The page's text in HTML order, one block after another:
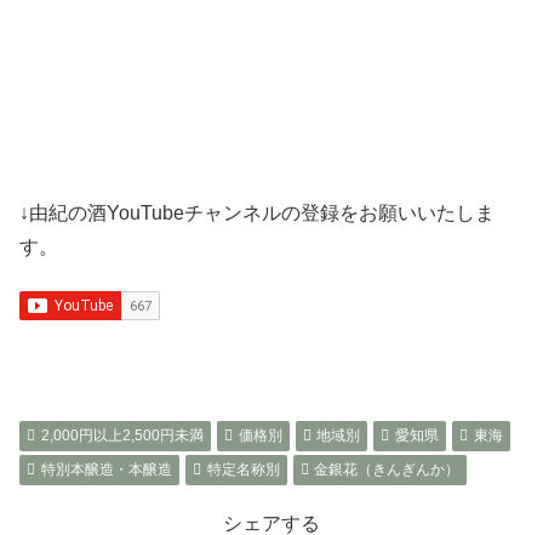
↓由紀の酒YouTubeチャンネルの登録をお願いいたしま
す。
2,000円以上2,500円未満 価格別 地域別 愛知県
東海
特別本醸造・本醸造
特定名称別 金銀花（きんぎんか）
シェアする